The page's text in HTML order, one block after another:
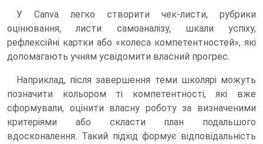
У Canva легко створити чек-листи, рубрики
оцінювання, листи самоаналізу, шкали успіху,
рефлексійні картки або «колеса компетентностей», які
допомагають учням усвідомити власний прогрес.
Наприклад, після завершення теми школярі можуть
позначити кольором ті компетентності, які вже
сформували, оцінити власну роботу за визначеними
критеріями або скласти план подальшого
вдосконалення. Такий підхід формує відповідальність